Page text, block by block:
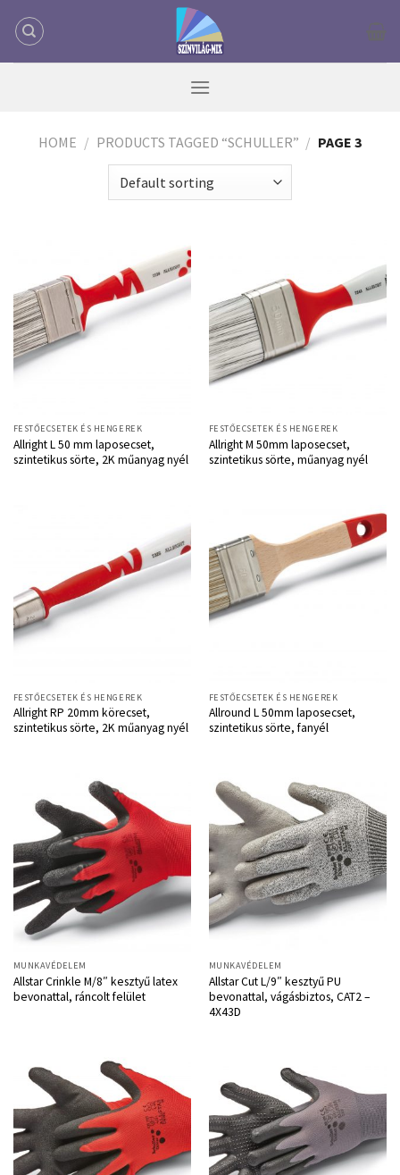
HOME / PRODUCTS TAGGED “SCHULLER” / PAGE 3
FESTŐECSETEK ÉS HENGEREK
Allright L 50 mm laposecset,
szintetikus sörte, 2K műanyag nyél
FESTŐECSETEK ÉS HENGEREK
Allright M 50mm laposecset,
szintetikus sörte, műanyag nyél
FESTŐECSETEK ÉS HENGEREK
Allright RP 20mm körecset,
szintetikus sörte, 2K műanyag nyél
FESTŐECSETEK ÉS HENGEREK
Allround L 50mm laposecset,
szintetikus sörte, fanyél
MUNKAVÉDELEM
Allstar Crinkle M/8″ kesztyű latex
bevonattal, ráncolt felület
MUNKAVÉDELEM
Allstar Cut L/9″ kesztyű PU
bevonattal, vágásbiztos, CAT2 –
4X43D